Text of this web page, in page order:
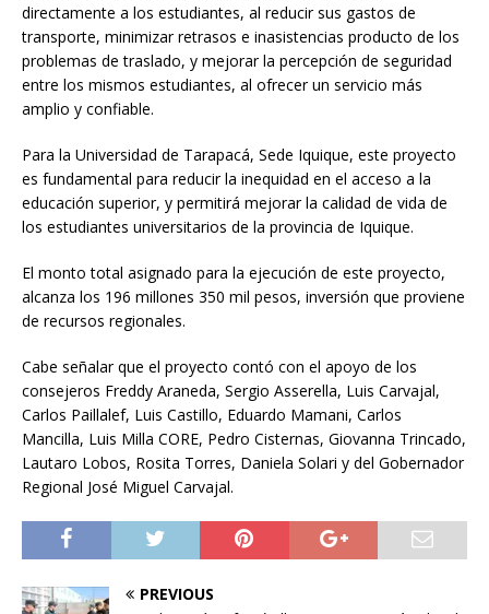
directamente a los estudiantes, al reducir sus gastos de
transporte, minimizar retrasos e inasistencias producto de los
problemas de traslado, y mejorar la percepción de seguridad
entre los mismos estudiantes, al ofrecer un servicio más
amplio y confiable.
Para la Universidad de Tarapacá, Sede Iquique, este proyecto
es fundamental para reducir la inequidad en el acceso a la
educación superior, y permitirá mejorar la calidad de vida de
los estudiantes universitarios de la provincia de Iquique.
El monto total asignado para la ejecución de este proyecto,
alcanza los 196 millones 350 mil pesos, inversión que proviene
de recursos regionales.
Cabe señalar que el proyecto contó con el apoyo de los
consejeros Freddy Araneda, Sergio Asserella, Luis Carvajal,
Carlos Paillalef, Luis Castillo, Eduardo Mamani, Carlos
Mancilla, Luis Milla CORE, Pedro Cisternas, Giovanna Trincado,
Lautaro Lobos, Rosita Torres, Daniela Solari y del Gobernador
Regional José Miguel Carvajal.
PREVIOUS